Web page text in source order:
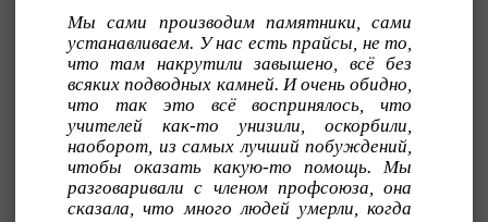
Мы сами производим памятники, сами
устанавливаем. У нас есть прайсы, не то,
что там накрутили завышено, всё без
всяких подводных камней. И очень обидно,
что так это всё воспринялось, что
учителей как-то унизили, оскорбили,
наоборот, из самых лучший побуждений,
чтобы оказать какую-то помощь. Мы
разговаривали с членом профсоюза, она
сказала, что много людей умерли, когда